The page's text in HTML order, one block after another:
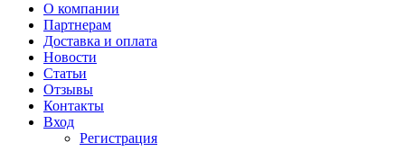
О компании
Партнерам
Доставка и оплата
Новости
Статьи
Отзывы
Контакты
Вход
Регистрация